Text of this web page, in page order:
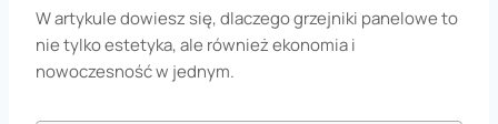
W artykule dowiesz się, dlaczego grzejniki panelowe to
nie tylko estetyka, ale również ekonomia i
nowoczesność w jednym.